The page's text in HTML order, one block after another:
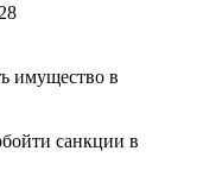
санкции в